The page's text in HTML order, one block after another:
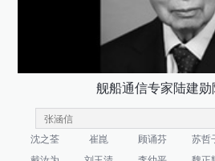
舰船通信专家陆建勋
沈之荃 崔崑 顾诵芬 苏哲